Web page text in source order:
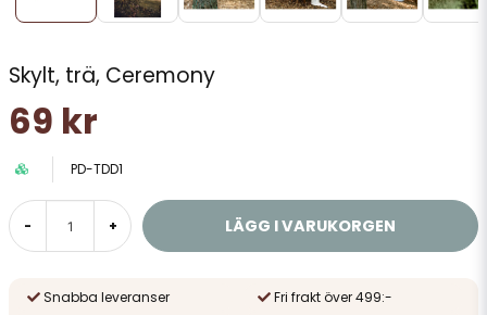
Skylt, trä, Ceremony
69 kr
PD-TDD1
- + LÄGG I VARUKORGEN
Snabba leveranser
Fri frakt över 499:-